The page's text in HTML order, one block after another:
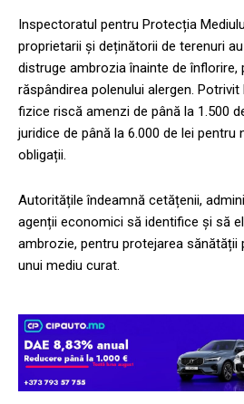
Inspectoratul pentru Protecția
proprietarii și deținătorii de terenuri
distruge ambrozia înainte de înflorire,
răspândirea polenului alergen.
fizice riscă amenzi de până la 1.500
juridice de până la 6.000 de lei
obligații.
Autoritățile îndeamnă cetățenii,
agenții economici să identifice și să
ambrozie, pentru protejarea sănătății
unui mediu curat.